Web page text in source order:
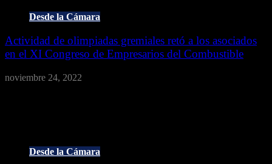
Desde la Cámara
Actividad de olimpiadas gremiales retó a los asociados
en el XI Congreso de Empresarios del Combustible
noviembre 24, 2022
Desde la Cámara